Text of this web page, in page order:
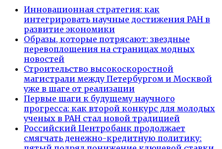
Инновационная стратегия: как
интегрировать научные достижения РАН в
развитие экономики
Образы, которые потрясают: звездные
перевоплощения на страницах модных
новостей
Строительство высокоскоростной
магистрали между Петербургом и Москвой
уже в шаге от реализации
Первые шаги к будущему научного
прогресса: как второй конкурс для молодых
ученых в РАН стал новой традицией
Российский Центробанк продолжает
смягчать денежно-кредитную политику: